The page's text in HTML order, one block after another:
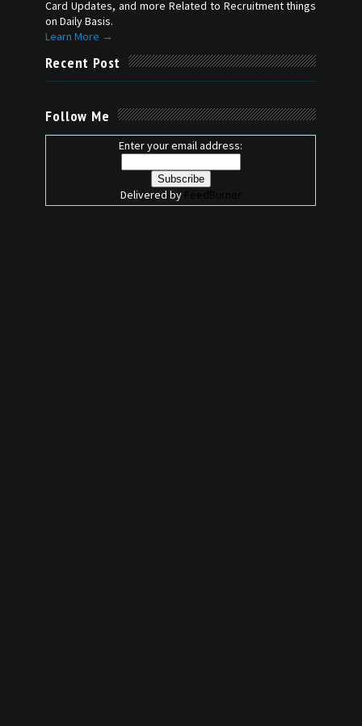
Card Updates, and more Related to Recruitment things
on Daily Basis.
Learn More →
Recent Post
Follow Me
Enter your email address:
Delivered by